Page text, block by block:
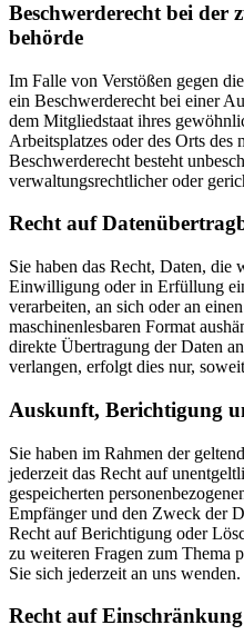
Beschwerde­recht bei der
behörde
Im Falle von Verstößen gegen
ein Beschwerderecht bei einer
dem Mitgliedstaat ihres
Arbeitsplatzes oder des Orts des
Beschwerderecht besteht
verwaltungsrechtlicher oder
Recht auf
Sie haben das Recht, Daten, die
Einwilligung oder in Erfüllung
verarbeiten, an sich oder an
maschinenlesbaren Format
direkte Übertragung der Daten
verlangen, erfolgt dies nur,
Auskunft, Berichtigung
Sie haben im Rahmen der
jederzeit das Recht auf
gespeicherten
Empfänger und den Zweck der
Recht auf Berichtigung oder
zu weiteren Fragen zum Thema
Sie sich jederzeit an uns wenden.
Recht auf